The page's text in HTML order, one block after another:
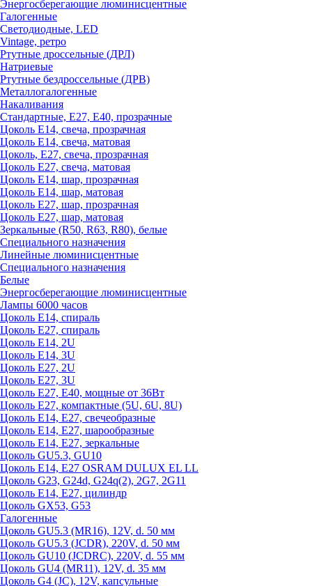
Энергосберегающие люминисцентные
Галогенные
Светодиодные, LED
Vintage, ретро
Ртутные дроссельные (ДРЛ)
Натриевые
Ртутные бездроссельные (ДРВ)
Металлогалогенные
Накаливания
Стандартные, Е27, Е40, прозрачные
Цоколь Е14, свеча, прозрачная
Цоколь Е14, свеча, матовая
Цоколь, Е27, свеча, прозрачная
Цоколь Е27, свеча, матовая
Цоколь Е14, шар, прозрачная
Цоколь Е14, шар, матовая
Цоколь Е27, шар, прозрачная
Цоколь Е27, шар, матовая
Зеркальные (R50, R63, R80), белые
Специального назначения
Линейные люминисцентные
Специального назначения
Белые
Энергосберегающие люминисцентные
Лампы 6000 часов
Цоколь Е14, спираль
Цоколь Е27, спираль
Цоколь Е14, 2U
Цоколь Е14, 3U
Цоколь Е27, 2U
Цоколь Е27, 3U
Цоколь Е27, Е40, мощные от 36Вт
Цоколь Е27, компактные (5U, 6U, 8U)
Цоколь Е14, Е27, свечеобразные
Цоколь Е14, Е27, шарообразные
Цоколь Е14, Е27, зеркальные
Цоколь GU5.3, GU10
Цоколь Е14, Е27 OSRAM DULUX EL LL
Цоколь G23, G24d, G24q(2), 2G7, 2G11
Цоколь Е14, Е27, цилиндр
Цоколь GX53, G53
Галогенные
Цоколь GU5.3 (MR16), 12V, d. 50 мм
Цоколь GU5.3 (JCDR), 220V, d. 50 мм
Цоколь GU10 (JCDRC), 220V, d. 55 мм
Цоколь GU4 (MR11), 12V, d. 35 мм
Цоколь G4 (JC), 12V, капсульные